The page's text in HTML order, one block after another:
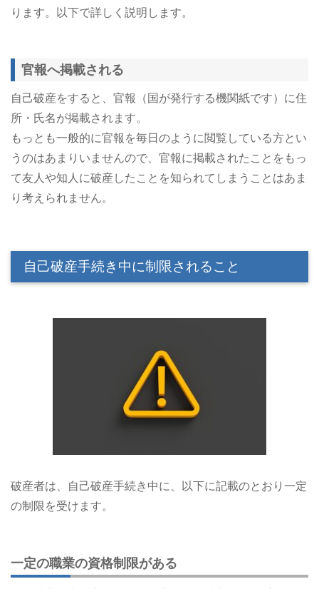
ります。以下で詳しく説明します。
官報へ掲載される
自己破産をすると、官報（国が発行する機関紙です）に住
所・氏名が掲載されます。
もっとも一般的に官報を毎日のように閲覧している方とい
うのはあまりいませんので、官報に掲載されたことをもっ
て友人や知人に破産したことを知られてしまうことはあま
り考えられません。
自己破産手続き中に制限されること
破産者は、自己破産手続き中に、以下に記載のとおり一定
の制限を受けます。
一定の職業の資格制限がある